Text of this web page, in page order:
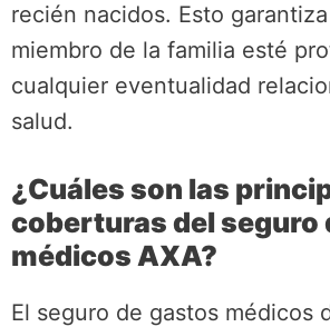
recién nacidos. Esto
miembro de la familia esté
cualquier eventualidad
salud.
¿Cuáles son las
coberturas del seguro
médicos AXA?
El seguro de gastos médicos